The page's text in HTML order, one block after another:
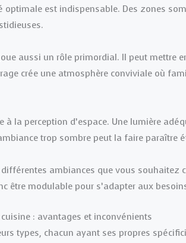
est indispensable. Des zones
aussi un rôle primordial. Il peut mettre
crée une atmosphère conviviale où
à la perception d’espace. Une lumière
trop sombre peut la faire paraître
ambiances que vous souhaitez
être modulable pour s’adapter aux
: avantages et inconvénients
types, chacun ayant ses propres